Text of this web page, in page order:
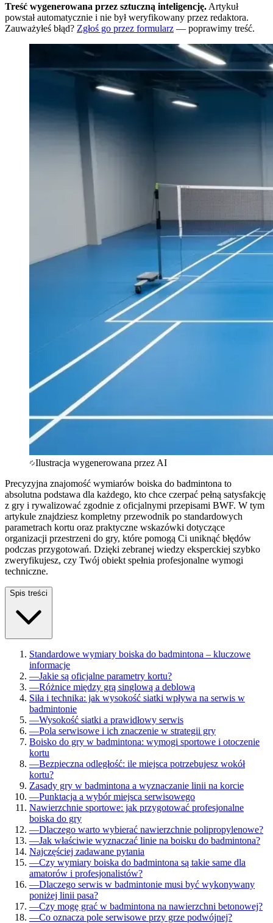
Treść wygenerowana przez sztuczną inteligencję. Artykuł
powstał automatycznie i nie był weryfikowany przez redaktora.
Zauważyłeś błąd? Zgłoś go przez formularz — poprawimy treść.
Ilustracja wygenerowana przez AI
Precyzyjna znajomość wymiarów boiska do badmintona to
absolutna podstawa dla każdego, kto chce czerpać pełną satysfakcję
z gry i rywalizować zgodnie z oficjalnymi przepisami BWF. W tym
artykule znajdziesz kompletny przewodnik po standardowych
parametrach kortu oraz praktyczne wskazówki dotyczące
organizacji przestrzeni do gry, które pomogą Ci uniknąć błędów
podczas przygotowań. Dzięki zebranej wiedzy eksperckiej szybko
zweryfikujesz, czy Twój obiekt spełnia profesjonalne wymogi
techniczne.
Spis treści
Standardowe wymiary boiska do badmintona – kluczowe
informacje
—Jakie są oficjalne parametry kortu?
—Różnice między grą singlową a deblową
Siła i technika: jak wysokość siatki wpływa na serwis w
badmintonie
—Wysokość siatki a prawidłowy serwis
—Pola serwisowe i ich znaczenie w strategii gry
Boisko do gry w badmintona: wymogi sportowe i otoczenie
kortu
—Bezpieczna odległość: ile miejsca potrzebujesz wokół
kortu?
Zasady gry w badmintona a wyznaczanie linii na korcie
—Punktacja a wybór miejsca serwisowego
Nawierzchnie sportowe: jak przygotować profesjonalne
boiska do gry
—Dlaczego warto wybierać nawierzchnie polipropylenowe?
—Jak właściwie wyznaczać linie na boisku do badmintona?
Najczęściej zadawane pytania
—Czy wymiary boiska do badmintona są takie same dla
amatorów i profesjonalistów?
—Dlaczego serwis w badmintonie musi być wykonywany
poniżej linii pasa?
—Czy mogę grać w badmintona na nawierzchni betonowej?
—Co oznacza pole serwisowe przy grze podwójnej?